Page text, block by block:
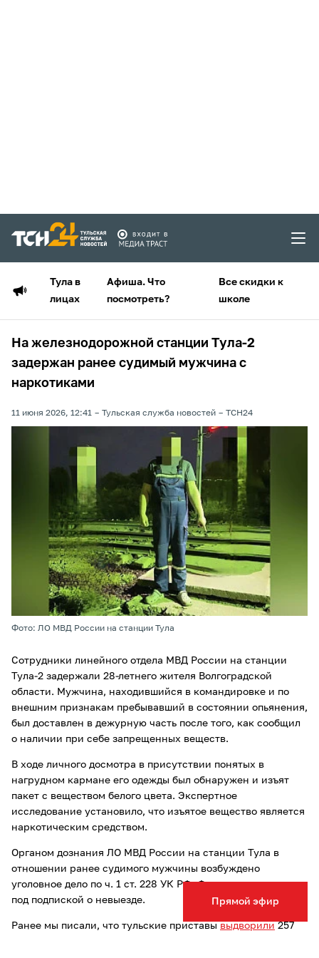
Тула в
лицах
Афиша. Что
посмотреть?
Все скидки к
школе
Прямой эфир
На железнодорожной станции Тула-2
задержан ранее судимый мужчина с
наркотиками
11 июня 2026, 12:41 Тульская служба новостей ТСН24
Фото: ЛО МВД России на станции Тула
Сотрудники линейного отдела МВД России на станции
Тула-2 задержали 28-летнего жителя Волгоградской
области. Мужчина, находившийся в командировке и по
внешним признакам пребывавший в состоянии опьянения,
был доставлен в дежурную часть после того, как сообщил
о наличии при себе запрещенных веществ.
В ходе личного досмотра в присутствии понятых в
нагрудном кармане его одежды был обнаружен и изъят
пакет с веществом белого цвета. Экспертное
исследование установило, что изъятое вещество является
наркотическим средством.
Органом дознания ЛО МВД России на станции Тула в
отношении ранее судимого мужчины возбуждено
уголовное дело по ч. 1 ст. 228 УК РФ. Фигурант находится
под подпиской о невыезде.
Ранее мы писали, что тульские приставы выдворили 257